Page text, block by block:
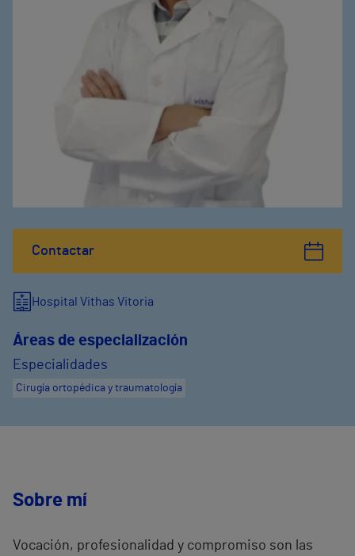
Contactar
Hospital Vithas Vitoria
Áreas de especialización
Especialidades
Cirugía ortopédica y traumatología
Sobre mí
Vocación, profesionalidad y compromiso son las